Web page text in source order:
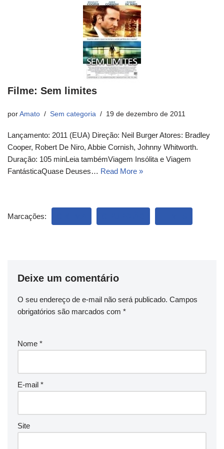
Filme: Sem limites
por Amato Sem categoria 19 de dezembro de 2011
Lançamento: 2011 (EUA) Direção: Neil Burger Atores: Bradley
Cooper, Robert De Niro, Abbie Cornish, Johnny Whitworth.
Duração: 105 minLeia tambémViagem Insólita e Viagem
FantásticaQuase Deuses… Read More »
Marcações:
Deixe um comentário
O seu endereço de e-mail não será publicado. Campos
obrigatórios são marcados com *
Nome *
E-mail *
Site